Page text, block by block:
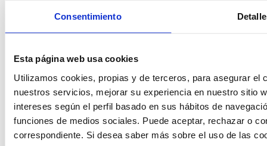
Consentimiento
Esta página web usa cookies
Utilizamos cookies, propias y de terceros, para asegurar el
nuestros servicios, mejorar su experiencia en nuestro sitio
intereses según el perfil basado en sus hábitos de
funciones de medios sociales. Puede aceptar, rechazar o
correspondiente. Si desea saber más sobre el uso de las
¿En qué
podemos
ayudarte?